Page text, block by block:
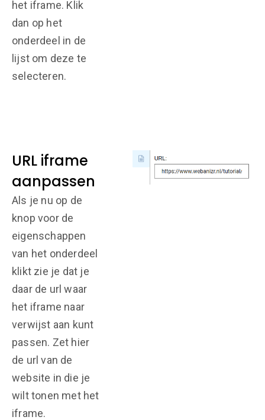
het iframe. Klik
dan op het
onderdeel in de
lijst om deze te
selecteren.
URL iframe
aanpassen
Als je nu op de
knop voor de
eigenschappen
van het onderdeel
klikt zie je dat je
daar de url waar
het iframe naar
verwijst aan kunt
passen. Zet hier
de url van de
website in die je
wilt tonen met het
iframe.